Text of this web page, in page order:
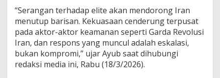
r
i
s
s
M
e
“Serangan terhadap elite akan mendorong Iran
menutup barisan. Kekuasaan cenderung terpusat
pada aktor-aktor keamanan seperti Garda Revolusi
Iran, dan respons yang muncul adalah eskalasi,
bukan kompromi,” ujar Ayub saat dihubungi
redaksi media ini, Rabu (18/3/2026).